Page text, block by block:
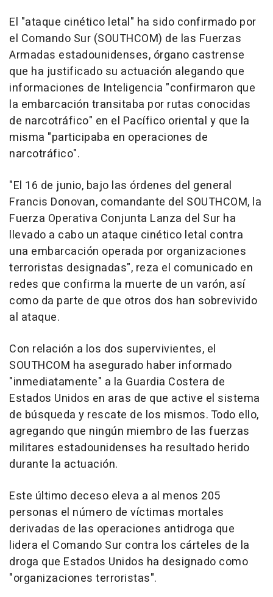
El "ataque cinético letal" ha sido confirmado por
el Comando Sur (SOUTHCOM) de las Fuerzas
Armadas estadounidenses, órgano castrense
que ha justificado su actuación alegando que
informaciones de Inteligencia "confirmaron que
la embarcación transitaba por rutas conocidas
de narcotráfico" en el Pacífico oriental y que la
misma "participaba en operaciones de
narcotráfico".
"El 16 de junio, bajo las órdenes del general
Francis Donovan, comandante del SOUTHCOM, la
Fuerza Operativa Conjunta Lanza del Sur ha
llevado a cabo un ataque cinético letal contra
una embarcación operada por organizaciones
terroristas designadas", reza el comunicado en
redes que confirma la muerte de un varón, así
como da parte de que otros dos han sobrevivido
al ataque.
Con relación a los dos supervivientes, el
SOUTHCOM ha asegurado haber informado
"inmediatamente" a la Guardia Costera de
Estados Unidos en aras de que active el sistema
de búsqueda y rescate de los mismos. Todo ello,
agregando que ningún miembro de las fuerzas
militares estadounidenses ha resultado herido
durante la actuación.
Este último deceso eleva a al menos 205
personas el número de víctimas mortales
derivadas de las operaciones antidroga que
lidera el Comando Sur contra los cárteles de la
droga que Estados Unidos ha designado como
"organizaciones terroristas".